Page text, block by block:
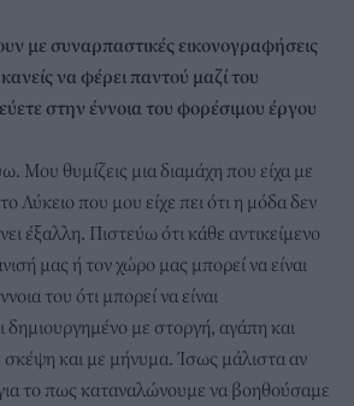
με συναρπαστικές εικονογραφήσεις
να φέρει παντού μαζί του
στην έννοια του φορέσιμου έργου
Μου θυμίζεις μια διαμάχη που είχα με
Λύκειο που μου είχε πει ότι η μόδα δεν
έξαλλη. Πιστεύω ότι κάθε αντικείμενο
μας ή τον χώρο μας μπορεί να είναι
του ότι μπορεί να είναι
δημιουργημένο με στοργή, αγάπη και
και με μήνυμα. Ίσως μάλιστα αν
το πως καταναλώνουμε να βοηθούσαμε